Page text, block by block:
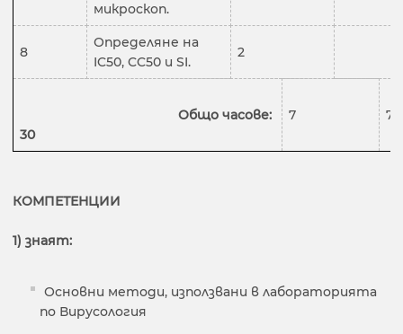
микроскоп.
8
Определяне на
IC50, CC50 и SI.
2
Общо часове:
30
7 7
КОМПЕТЕНЦИИ
1) знаят:
Основни методи, използвани в лабораторията
по Вирусология